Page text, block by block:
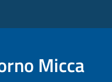
Micca